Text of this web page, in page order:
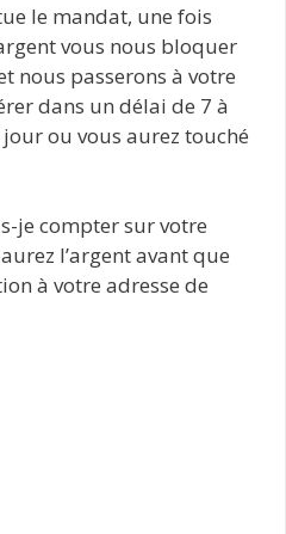
le mandat, une fois
vous nous bloquer
nous passerons à votre
dans un délai de 7 à
ou vous aurez touché
je compter sur votre
l’argent avant que
à votre adresse de